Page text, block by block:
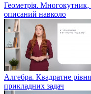
Геометрія.
описаний навколо
Алгебра. Квадратне
прикладних задач